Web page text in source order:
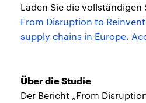
Laden Sie die
From Disruption to
supply chains in Europe,
Über die Studie
Der Bericht „From